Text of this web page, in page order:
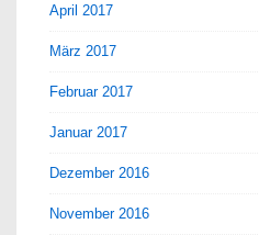
April 2017
März 2017
Februar 2017
Januar 2017
Dezember 2016
November 2016